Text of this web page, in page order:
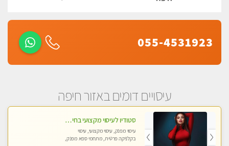
055-4531923
עיסויים דומים באזור חיפה
סטודיו לעיסוי מקצועי בחיפה, מרכז הכרמל, מפואר, נקי ויוקרתי. במקום מבחר מעסות מנוסות לכל סוגי העיסויים.
עיסוי מפנק, עיסוי מקצועי, עיסוי
בקלניקה פרטית, מתחמי ספא מפנק,